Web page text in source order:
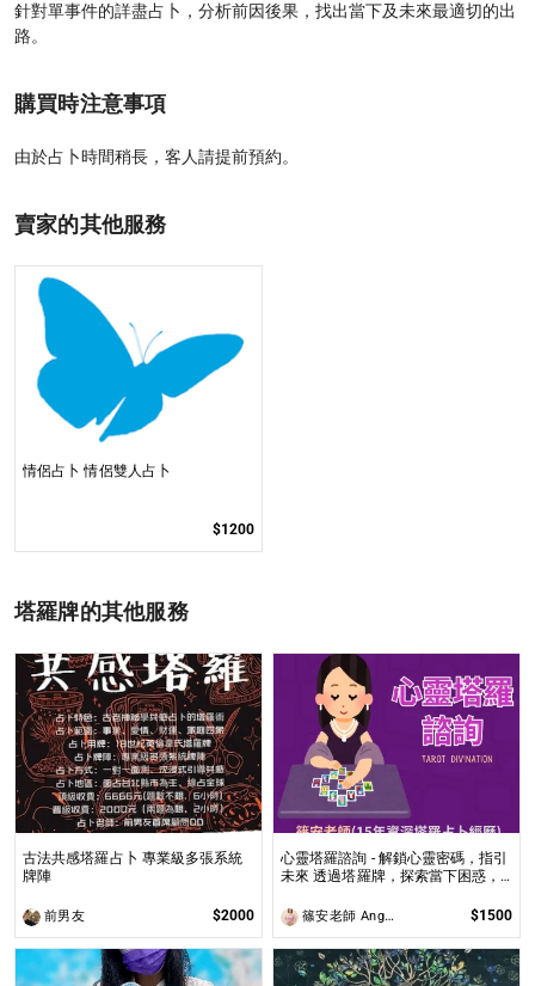
針對單事件的詳盡占卜，分析前因後果，找出當下及未來最適切的出
路。
購買時注意事項
由於占卜時間稍長，客人請提前預約。
賣家的其他服務
情侶占卜 情侶雙人占卜
$1200
塔羅牌的其他服務
古法共感塔羅占卜 專業級多張系統
牌陣
前男友 $2000
心靈塔羅諮詢 - 解鎖心靈密碼，指引
未來 透過塔羅牌，探索當下困惑，
生的答案與無限可能！
篠安老師 Angel Yang $1500